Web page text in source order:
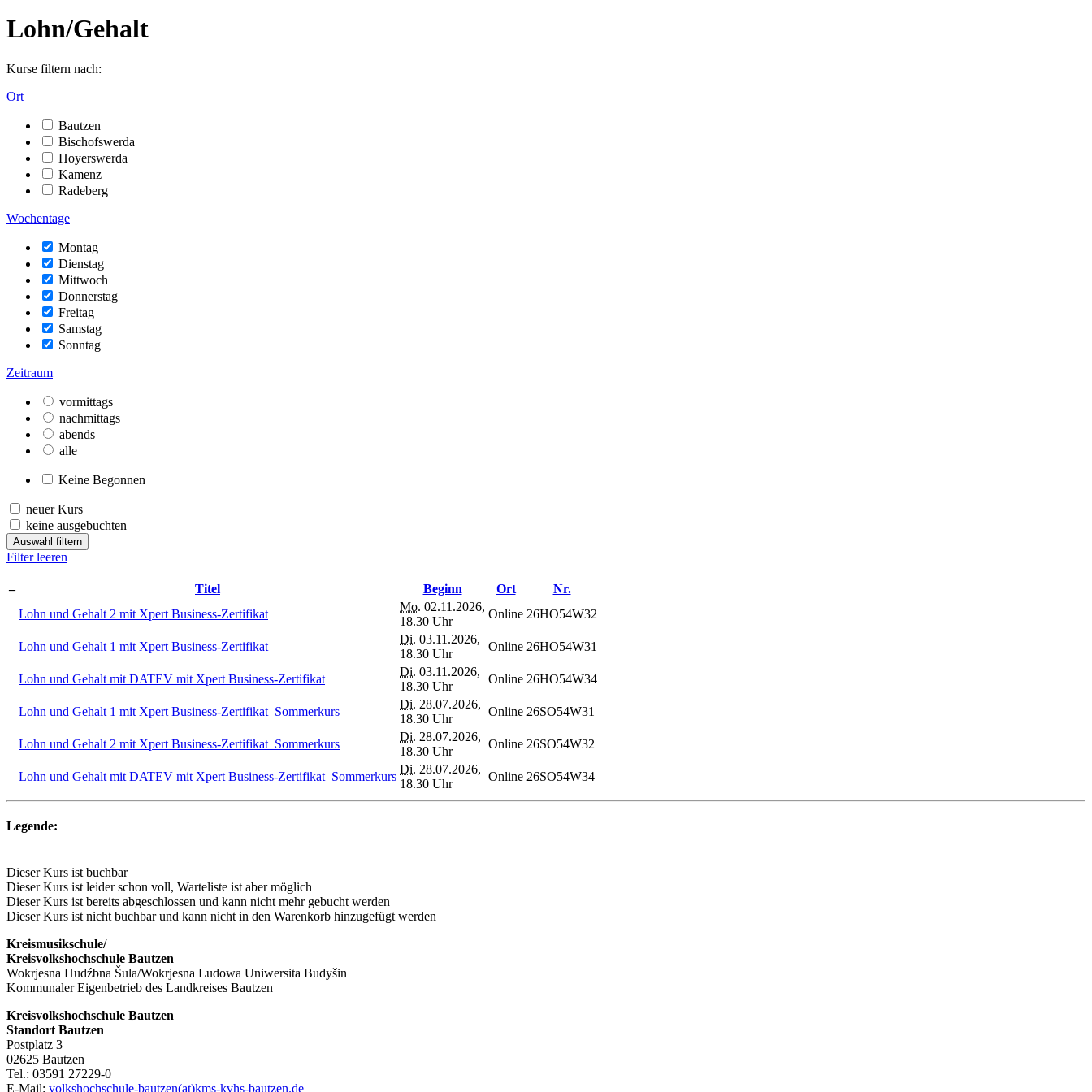
Lohn/Gehalt
Kurse filtern nach:
Ort
Bautzen
Bischofswerda
Hoyerswerda
Kamenz
Radeberg
Wochentage
Montag
Dienstag
Mittwoch
Donnerstag
Freitag
Samstag
Sonntag
Zeitraum
vormittags
nachmittags
abends
alle
Keine Begonnen
neuer Kurs
keine ausgebuchten
Auswahl filtern
Filter leeren
– Titel Beginn Ort
Nr.
Lohn und Gehalt 2 mit Xpert Business-Zertifikat
Mo. 02.11.2026,
18.30 Uhr
Online 26HO54W32
Lohn und Gehalt 1 mit Xpert Business-Zertifikat
Di. 03.11.2026,
18.30 Uhr
Online 26HO54W31
Lohn und Gehalt mit DATEV mit Xpert Business-Zertifikat
Di. 03.11.2026,
18.30 Uhr
Online 26HO54W34
Lohn und Gehalt 1 mit Xpert Business-Zertifikat_Sommerkurs
Di. 28.07.2026,
18.30 Uhr
Online 26SO54W31
Lohn und Gehalt 2 mit Xpert Business-Zertifikat_Sommerkurs
Di. 28.07.2026,
18.30 Uhr
Online 26SO54W32
Lohn und Gehalt mit DATEV mit Xpert Business-Zertifikat_Sommerkurs
Di. 28.07.2026,
18.30 Uhr
Online 26SO54W34
Legende:
Dieser Kurs ist buchbar
Dieser Kurs ist leider schon voll, Warteliste ist aber möglich
Dieser Kurs ist bereits abgeschlossen und kann nicht mehr gebucht werden
Dieser Kurs ist nicht buchbar und kann nicht in den Warenkorb hinzugefügt werden
Kreismusikschule/
Kreisvolkshochschule Bautzen
Wokrjesna Hudźbna Šula/Wokrjesna Ludowa Uniwersita Budyšin
Kommunaler Eigenbetrieb des Landkreises Bautzen
Kreisvolkshochschule Bautzen
Standort Bautzen
Postplatz 3
02625 Bautzen
Tel.: 03591 27229-0
E-Mail: volkshochschule-bautzen(at)kms-kvhs-bautzen.de